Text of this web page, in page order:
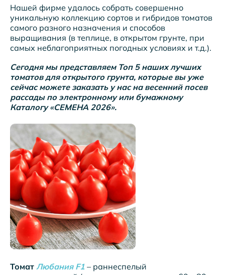
Нашей фирме удалось собрать совершенно
уникальную коллекцию сортов и гибридов томатов
самого разного назначения и способов
выращивания (в теплице, в открытом грунте, при
самых неблагоприятных погодных условиях и т.д.).
Сегодня мы представляем Топ 5 наших лучших
томатов для открытого грунта, которые вы уже
сейчас можете заказать у нас на весенний посев
рассады по электронному или бумажному
Каталогу «СЕМЕНА 2026».
Томат Любания F1 – раннеспелый